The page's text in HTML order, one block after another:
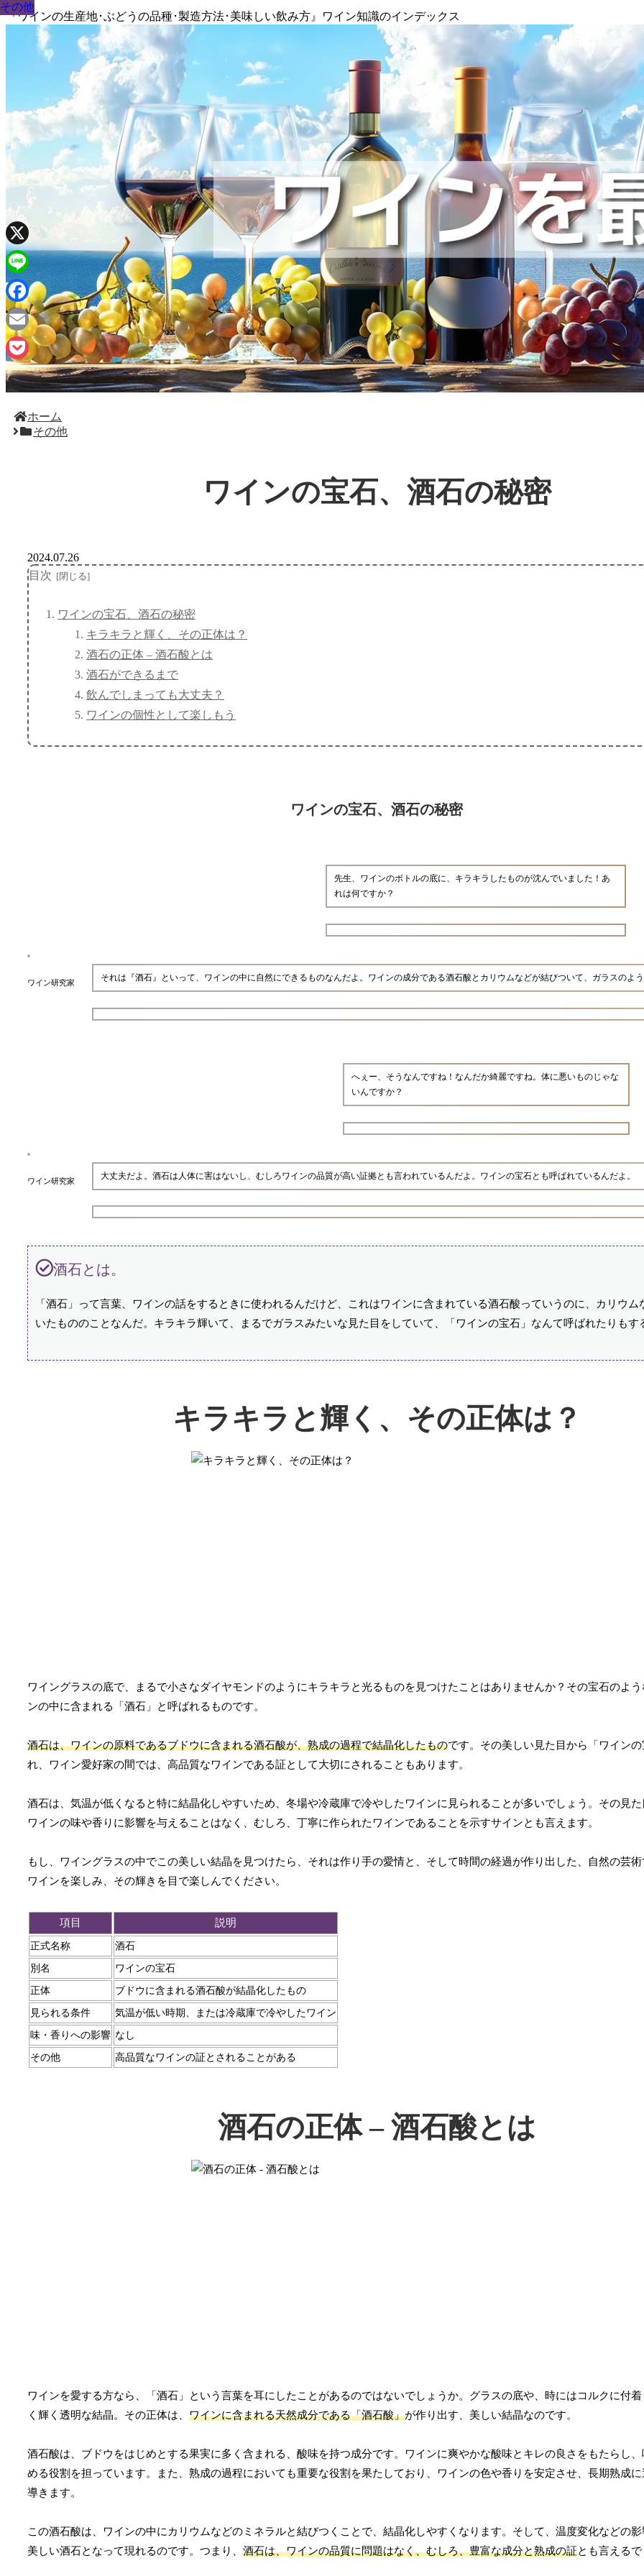
『ワインの生産地･ぶどうの品種･製造方法･美味しい飲み方』ワイン知識のインデックス
ホーム
その他
ワインの宝石、酒石の秘密
その他
2024.07.26
目次
ワインの宝石、酒石の秘密
キラキラと輝く、その正体は？
酒石の正体 – 酒石酸とは
酒石ができるまで
飲んでしまっても大丈夫？
ワインの個性として楽しもう
ワインの宝石、酒石の秘密
先生、ワインのボトルの底に、キラキラしたものが沈んでいました！あ
れは何ですか？
ワイン研究家 それは『酒石』といって、ワインの中に自然にできるものなんだよ。ワインの成分である酒石酸とカリウムなどが結びついて、ガラスのよう
へぇー、そうなんですね！なんだか綺麗ですね。体に悪いものじゃな
いんですか？
ワイン研究家 大丈夫だよ。酒石は人体に害はないし、むしろワインの品質が高い証拠とも言われているんだよ。ワインの宝石とも呼ばれているんだよ。
酒石とは。
「酒石」って言葉、ワインの話をするときに使われるんだけど、これはワインに含まれている酒石酸っていうのに、カリウム
いたもののことなんだ。キラキラ輝いて、まるでガラスみたいな見た目をしていて、「ワインの宝石」なんて呼ばれたりもす
キラキラと輝く、その正体は？
ワイングラスの底で、まるで小さなダイヤモンドのようにキラキラと光るものを見つけたことはありませんか？その宝石のよ
ンの中に含まれる「酒石」と呼ばれるものです。
酒石は、ワインの原料であるブドウに含まれる酒石酸が、熟成の過程で結晶化したものです。その美しい見た目から「ワイン
れ、ワイン愛好家の間では、高品質なワインである証として大切にされることもあります。
酒石は、気温が低くなると特に結晶化しやすいため、冬場や冷蔵庫で冷やしたワインに見られることが多いでしょう。その見た
ワインの味や香りに影響を与えることはなく、むしろ、丁寧に作られたワインであることを示すサインとも言えます。
もし、ワイングラスの中でこの美しい結晶を見つけたら、それは作り手の愛情と、そして時間の経過が作り出した、自然の芸
ワインを楽しみ、その輝きを目で楽しんでください。
項目 説明
正式名称 酒石
別名 ワインの宝石
正体 ブドウに含まれる酒石酸が結晶化したもの
見られる条件 気温が低い時期、または冷蔵庫で冷やしたワイン
味・香りへの影響 なし
その他 高品質なワインの証とされることがある
酒石の正体 – 酒石酸とは
ワインを愛する方なら、「酒石」という言葉を耳にしたことがあるのではないでしょうか。グラスの底や、時にはコルクに付着
く輝く透明な結晶。その正体は、 ワインに含まれる天然成分である「酒石酸」が作り出す、美しい結晶なのです。
酒石酸は、ブドウをはじめとする果実に多く含まれる、酸味を持つ成分です。ワインに爽やかな酸味とキレの良さをもたらし
める役割を担っています。また、熟成の過程においても重要な役割を果たしており、ワインの色や香りを安定させ、長期熟成に
導きます。
この酒石酸は、ワインの中にカリウムなどのミネラルと結びつくことで、結晶化しやすくなります。そして、温度変化などの影
美しい酒石となって現れるのです。つまり、 酒石は、ワインの品質に問題はなく、むしろ、豊富な成分と熟成の証とも言えるで
その他
その他
その他
その他
その他
その他
その他
その他
X
Line
Facebook
Email
Pocket